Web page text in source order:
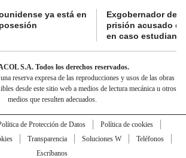
ya está en
Exgobernador de
prisión acusado
en caso
S.A. Todos los derechos reservados.
reserva expresa de las reproducciones y usos de las obras
desde este sitio web a medios de lectura mecánica u otros
medios que resulten adecuados.
de Protección de Datos
Política de cookies
Transparencia Soluciones W
Teléfonos
Escríbanos